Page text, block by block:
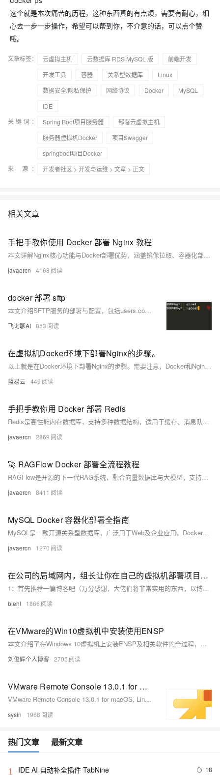
这个就是本次痛苦的历程，这种东西真的有点烦，需要有耐心，细
心去一步一步操作，希望可以帮到你，不介意的话，可以点个赞
哦。
文章标签： 云虚拟主机 云数据库 RDS MySQL 版
前端开发
开发工具
容器 关系型数据库
Linux
数据安全/隐私保护
网络协议 Docker
MySQL
IDE
关键词：
Spring Boot项目服务器
部署云虚拟主机
服务器虚拟机Docker
项目Swagger
springboot项目Docker
来 源：
开发者社区 > 开发与运维 > 文章 > 正文
相关文章
手把手教你使用 Docker 部署 Nginx 教程
本文详解Nginx核心功能与Docker部署优势，涵盖镜像拉取、容器化部署（快速、挂载、Compose）、HTTPS配置及常见问题处理，助力高效搭建稳定Web服务。
javaercn 4168
docker 部署 sftp
本文介绍SFTP服务的部署与配置，包括users.conf用户配置规则、Docker容器运行命令及上传目录权限说明，重点解析atmoz/sftp镜像的chroot机制与子目录映射，确保用户登录后正确访问/upload目录，并提供Python脚本实现文件上传示例。
飞询聊AI 853
在虚拟机Docker环境下部署Nginx的步骤。
以上就是在Docker环境下部署Nginx的步骤。需要注意，Docker和Nginix都有很多高级用法和细节需要掌握，以上只是一个基础入门级别的教程。如果你想要更深入地学习和使用它们，请参考官方文档或者其他专业书籍。
蓝易云 449
手把手教你用 Docker 部署 Redis
Redis是高性能内存数据库，支持多种数据结构，适用于缓存、消息队列等场景。本文介绍如何通过Docker快速拉取轩辕镜像并部署Redis，涵盖快速启动、持久化存储及docker-compose配置，助力开发者高效搭建稳定服务。
javaercn 2869
🚀 RAGFlow Docker 部署全流程教程
RAGFlow是开源的下一代RAG系统，融合向量数据库与大模型，支持全文检索、插件化引擎切换，适用于企业知识库、智能客服等场景。支持Docker一键部署，提供轻量与完整版本，助力高效搭建私有化AI问答平台。
javaercn 8411
MySQL Docker 容器化部署全指南
MySQL是一款开源关系型数据库，广泛用于Web及企业应用。Docker容器化部署可解决环境不一致、依赖冲突问题，实现高效、隔离、轻量的MySQL服务运行，支持数据持久化与快速迁移，适用于开发、测试及生产环境。
javaercn 1270
在公司的局域网内，组长让你在自己的虚拟机部署项目，大家等着访问测试，该怎么办？？？
1：首先推荐一篇博客吧（万分感谢，大佬们将非常实用的东西，以博客的形式记录下来，供我们这些菜鸟学习），关于vmware的三种链接方式，蛮全的，大家想仔细学的可以去看看，对你肯定有帮助，传送门，：Vmware虚拟机三种网络模式详解。
biehl 1866
在VMware的Win10虚拟机中安装使用ENSP
本文介绍了在Windows 10虚拟机上安装ENSP及相关软件的全过程，包括VirtualBox、WinPcap、Wireshark、VLC和ENSP的安装步骤，并提供图文演示，帮助用户顺利完成配置与测试。
刘俊辉个人博客 2705
VMware Remote Console 13.0.1 for macOS, Linux, Windows - vSphere 虚拟机控制台的桌面客户端
VMware Remote Console 13.0.1 for macOS, Linux, Windows - vSphere 虚拟机控制台的桌面客户端
sysin 1968
热门文章 最新文章
1 IDE AI 自动补全插件 TabNine 18